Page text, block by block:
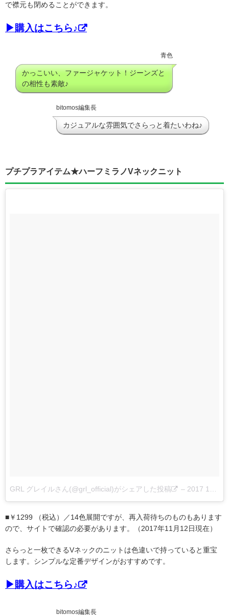
で襟元も閉めることができます。
▶購入はこちら♪
青色
かっこいい、ファージャケット！ジーンズと
の相性も素敵♪
bitomos編集長
カジュアルな雰囲気でさらっと着たいわね♪
プチプラアイテム★ハーフミラノVネックニット
GRL グレイルさん(@grl_official)がシェアした投稿 – 2017 10月 29 6:24午後 PDT
■￥1299 （税込）／14色展開ですが、再入荷待ちのものもあります
ので、サイトで確認の必要があります。（2017年11月12日現在）
さらっと一枚できるVネックのニットは色違いで持っていると重宝
します。シンプルな定番デザインがおすすめです。
▶購入はこちら♪
bitomos編集長